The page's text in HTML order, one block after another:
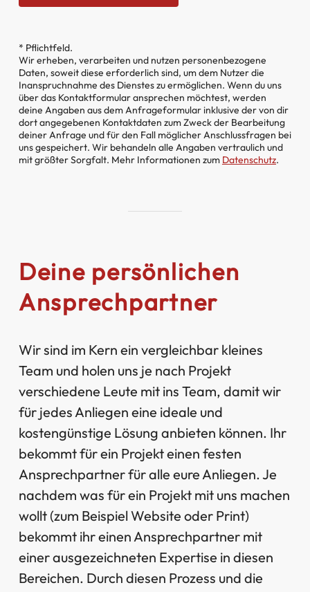
* Pflichtfeld.
Wir erheben, verarbeiten und nutzen personenbezogene
Daten, soweit diese erforderlich sind, um dem Nutzer die
Inanspruchnahme des Dienstes zu ermöglichen. Wenn du uns
über das Kontaktformular ansprechen möchtest, werden
deine Angaben aus dem Anfrageformular inklusive der von dir
dort angegebenen Kontaktdaten zum Zweck der Bearbeitung
deiner Anfrage und für den Fall möglicher Anschlussfragen bei
uns gespeichert. Wir behandeln alle Angaben vertraulich und
mit größter Sorgfalt. Mehr Informationen zum Datenschutz.
Deine persönlichen
Ansprechpartner
Wir sind im Kern ein vergleichbar kleines
Team und holen uns je nach Projekt
verschiedene Leute mit ins Team, damit wir
für jedes Anliegen eine ideale und
kostengünstige Lösung anbieten können. Ihr
bekommt für ein Projekt einen festen
Ansprechpartner für alle eure Anliegen. Je
nachdem was für ein Projekt mit uns machen
wollt (zum Beispiel Website oder Print)
bekommt ihr einen Ansprechpartner mit
einer ausgezeichneten Expertise in diesen
Bereichen. Durch diesen Prozess und die